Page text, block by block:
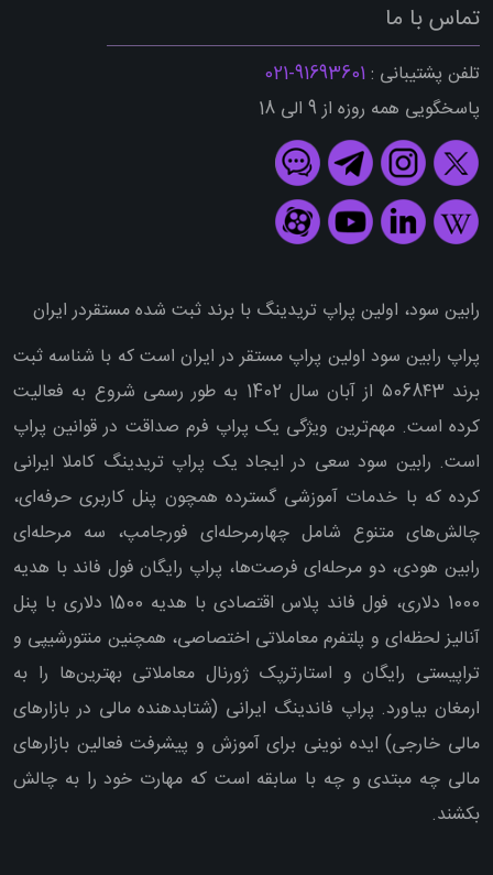
تماس با ما
تلفن پشتیبانی :91693601-021
پاسخگویی همه روزه از 9 الی 18
رابین سود، اولین پراپ تریدینگ با برند ثبت شده مستقردر ایران
پراپ رابین سود اولین پراپ مستقر در ایران است که با شناسه ثبت
برند ۵068۴3 از آبان سال 1402 به طور رسمی شروع به فعالیت
کرده است. مهم‌ترین ویژگی یک پراپ فرم صداقت در قوانین پراپ
است. رابین سود سعی در ایجاد یک پراپ تریدینگ کاملا ایرانی
کرده که با خدمات آموزشی گسترده همچون پنل کاربری حرفه‌ای،
چالش‌های متنوع شامل چهارمرحله‌ای فورجامپ، سه مرحله‌ای
رابین هودی، دو مرحله‌ای فرصت‌ها، پراپ رایگان فول فاند با هدیه
1000 دلاری، فول فاند پلاس اقتصادی با هدیه 1500 دلاری با پنل
آنالیز لحظه‌ای و پلتفرم معاملاتی اختصاصی، همچنین منتورشیپی و
تراپیستی رایگان و استارترپک ژورنال معاملاتی بهترین‌ها را به
ارمغان بیاورد. پراپ فاندینگ ایرانی (شتابدهنده مالی در بازارهای
مالی خارجی) ایده نوینی برای آموزش و پیشرفت فعالین بازارهای
مالی چه مبتدی و چه با سابقه است که مهارت خود را به چالش
بکشند.